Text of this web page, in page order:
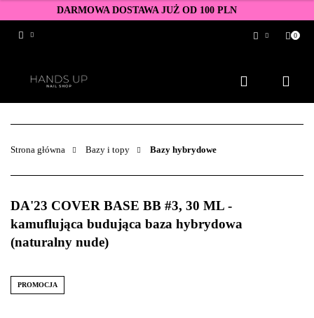
DARMOWA DOSTAWA JUŻ OD 100 PLN
Zarejestruj się
Dodaj zgłoszenie
Zgody cookies
0
Strona główna Bazy i topy Bazy hybrydowe
DA'23 COVER BASE BB #3, 30 ML -
kamuflująca budująca baza hybrydowa
(naturalny nude)
PROMOCJA